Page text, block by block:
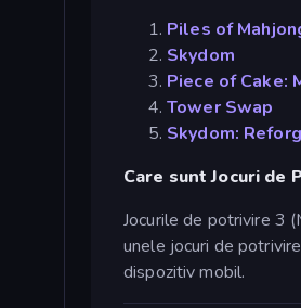
Piles of
Skydom
Piece of Cake:
Tower Swap
Skydom:
Care sunt Jocuri de
Jocurile de potrivire 3
unele jocuri de
dispozitiv mobil.